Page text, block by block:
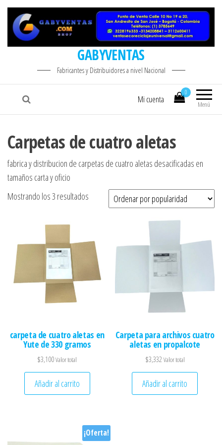
GABYVENTAS
Fabricantes y Distribuidores a nivel Nacional
Menú
0
Mi cuenta
Carpetas de cuatro aletas
fabrica y distribucion de carpetas de cuatro aletas desacificadas en
tamaños carta y oficio
Mostrando los 3 resultados Ordenado por popularidad
carpeta de cuatro aletas en
Yute de 330 gramos
$3,100Valor total
Añadir al carrito
Carpeta para archivos cuatro
aletas en propalcote
$3,332 Valor total
Añadir al carrito
¡Oferta!